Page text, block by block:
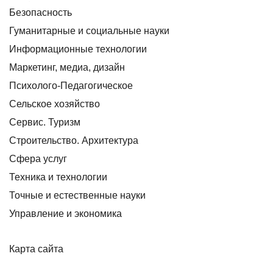
Безопасность
Гуманитарные и социальные науки
Информационные технологии
Маркетинг, медиа, дизайн
Психолого-Педагогическое
Сельское хозяйство
Сервис. Туризм
Строительство. Архитектура
Сфера услуг
Техника и технологии
Точные и естественные науки
Управление и экономика
Карта сайта